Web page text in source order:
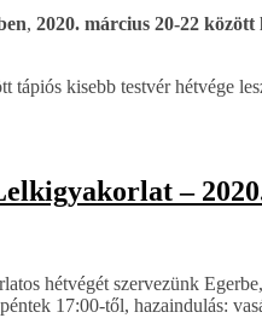
, 2020. március 20-22 között
tápiós kisebb testvér hétvége
–
hétvégét szervezünk
17:00-től, hazaindulás: